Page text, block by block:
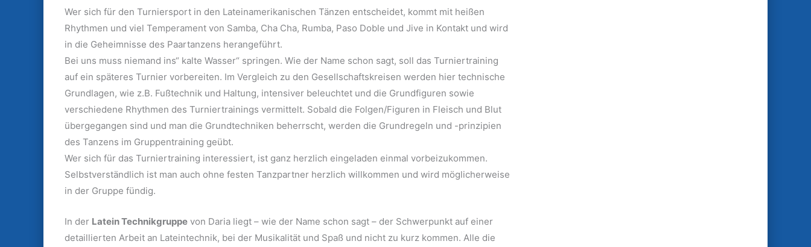
Wer sich für den Turniersport in den Lateinamerikanischen Tänzen entscheidet, kommt mit heißen
Rhythmen und viel Temperament von Samba, Cha Cha, Rumba, Paso Doble und Jive in Kontakt und wird
in die Geheimnisse des Paartanzens herangeführt.
Bei uns muss niemand ins“ kalte Wasser“ springen. Wie der Name schon sagt, soll das Turniertraining
auf ein späteres Turnier vorbereiten. Im Vergleich zu den Gesellschaftskreisen werden hier technische
Grundlagen, wie z.B. Fußtechnik und Haltung, intensiver beleuchtet und die Grundfiguren sowie
verschiedene Rhythmen des Turniertrainings vermittelt. Sobald die Folgen/Figuren in Fleisch und Blut
übergegangen sind und man die Grundtechniken beherrscht, werden die Grundregeln und -prinzipien
des Tanzens im Gruppentraining geübt.
Wer sich für das Turniertraining interessiert, ist ganz herzlich eingeladen einmal vorbeizukommen.
Selbstverständlich ist man auch ohne festen Tanzpartner herzlich willkommen und wird möglicherweise
in der Gruppe fündig.
In der Latein Technikgruppe von Daria liegt – wie der Name schon sagt – der Schwerpunkt auf einer
detaillierten Arbeit an Lateintechnik, bei der Musikalität und Spaß und nicht zu kurz kommen. Alle die